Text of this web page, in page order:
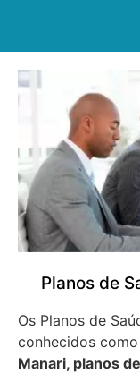
Planos de
Os Planos de
conhecidos como
Manari, planos